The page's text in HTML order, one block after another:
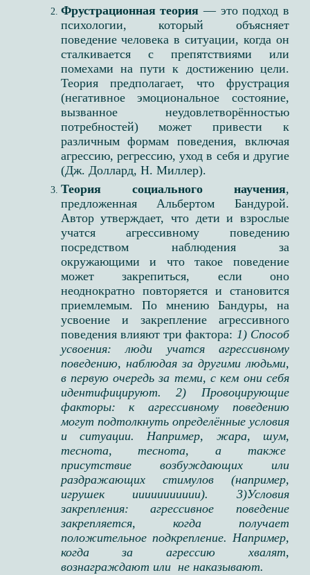
Фрустрационная теория — это подход в
психологии, который объясняет
поведение человека в ситуации, когда он
сталкивается с препятствиями или
помехами на пути к достижению цели.
Теория предполагает, что фрустрация
(негативное эмоциональное состояние,
вызванное неудовлетворённостью
потребностей) может привести к
различным формам поведения, включая
агрессию, регрессию, уход в себя и другие
(Дж. Доллард, Н. Миллер​).
Теория социального научения,
предложенная Альбертом Бандурой.
Автор утверждает, что дети и взрослые
учатся агрессивному поведению
посредством наблюдения за
окружающими и что такое поведение
может закрепиться, если оно
неоднократно повторяется и становится
приемлемым. По мнению Бандуры, на
усвоение и закрепление агрессивного
поведения влияют три фактора: 1) Способ
усвоения: люди учатся агрессивному
поведению, наблюдая за другими людьми,
в первую очередь за теми, с кем они себя
идентифицируют. 2) Провоцирующие
факторы: к агрессивному поведению
могут подтолкнуть определённые условия
и ситуации. Например, жара, шум,
теснота, теснота, а также
присутствие возбуждающих или
раздражающих стимулов (например,
игрушек иииииииииии). 3)Условия
закрепления: агрессивное поведение
закрепляется, когда получает
положительное подкрепление. Например,
когда за агрессию хвалят,
вознаграждают или не наказывают.